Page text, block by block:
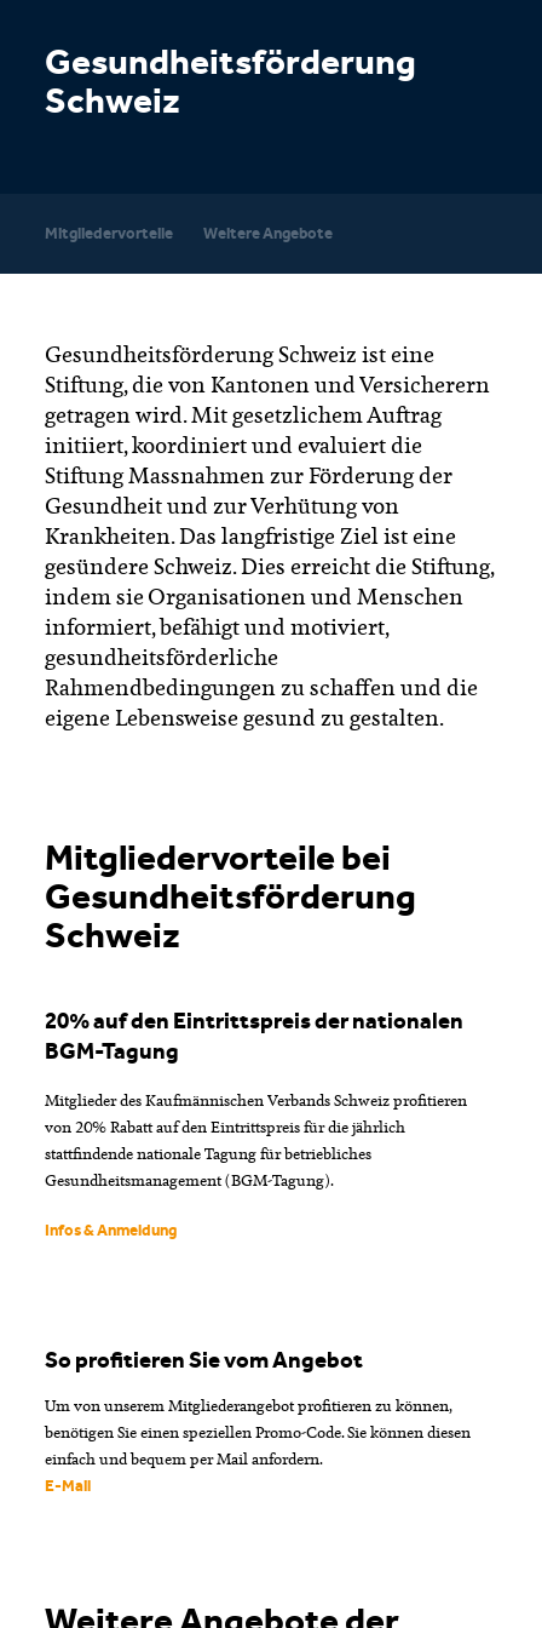
Gesundheitsförderung
Schweiz
Mitgliedervorteile Weitere Angebote
Gesundheitsförderung Schweiz ist eine
Stiftung, die von Kantonen und Versicherern
getragen wird. Mit gesetzlichem Auftrag
initiiert, koordiniert und evaluiert die
Stiftung Massnahmen zur Förderung der
Gesundheit und zur Verhütung von
Krankheiten. Das langfristige Ziel ist eine
gesündere Schweiz. Dies erreicht die Stiftung,
indem sie Organisationen und Menschen
informiert, befähigt und motiviert,
gesundheitsförderliche
Rahmendbedingungen zu schaffen und die
eigene Lebensweise gesund zu gestalten.
Mitgliedervorteile bei
Gesundheitsförderung
Schweiz
20% auf den Eintrittspreis der nationalen
BGM-Tagung
Mitglieder des Kaufmännischen Verbands Schweiz profitieren
von 20% Rabatt auf den Eintrittspreis für die jährlich
stattfindende nationale Tagung für betriebliches
Gesundheitsmanagement (BGM-Tagung).
Infos & Anmeldung
So profitieren Sie vom Angebot
Um von unserem Mitgliederangebot profitieren zu können,
benötigen Sie einen speziellen Promo-Code. Sie können diesen
einfach und bequem per Mail anfordern.
E-Mail